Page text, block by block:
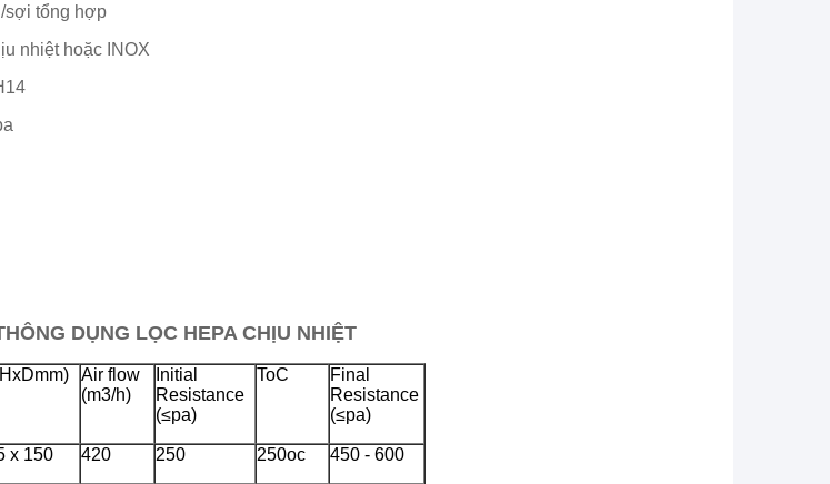
sợi tổng hợp
nhiệt hoặc INOX
DỤNG LỌC HEPA CHỊU NHIỆT
Air flow
(m3/h)
Initial
Resistance
(≤pa)
ToC
Final
Resistance
(≤pa)
x 150 420 250 250oc 450 - 600